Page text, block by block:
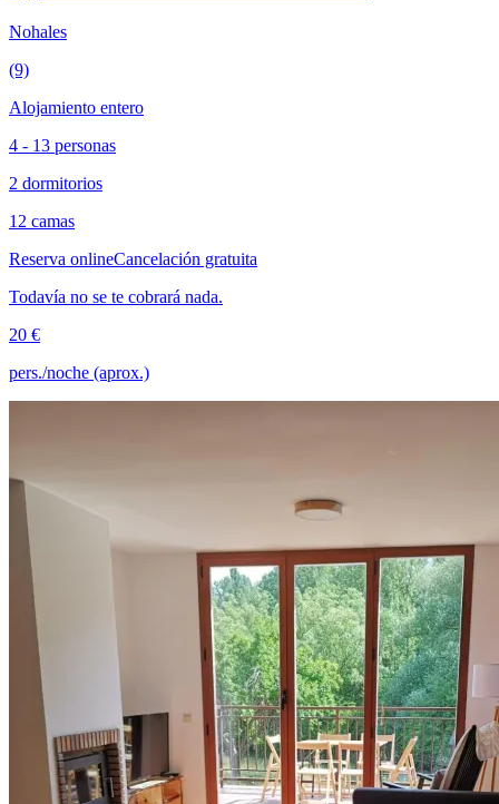
Nohales
(9)
Alojamiento entero
4 - 13 personas
2 dormitorios
12 camas
Reserva onlineCancelación gratuita
Todavía no se te cobrará nada.
20 €
pers./noche (aprox.)